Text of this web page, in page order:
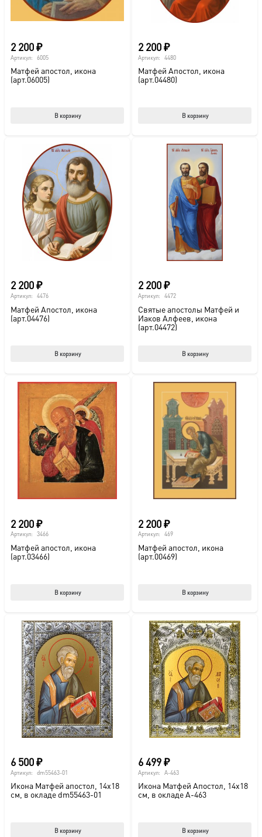
2 200₽
Артикул: 6005
Матфей апостол, икона
(арт.06005)
В корзину
2 200₽
Артикул: 4480
Матфей Апостол, икона
(арт.04480)
В корзину
2 200₽
Артикул: 4476
Матфей Апостол, икона
(арт.04476)
В корзину
2 200₽
Артикул: 4472
Святые апостолы Матфей и
Иаков Алфеев, икона
(арт.04472)
В корзину
2 200₽
Артикул: 3466
Матфей апостол, икона
(арт.03466)
В корзину
2 200₽
Артикул: 469
Матфей апостол, икона
(арт.00469)
В корзину
6 500₽
Артикул: dm55463-01
Икона Матфей апостол, 14х18
см, в окладе dm55463-01
В корзину
6 499₽
Артикул: A-463
Икона Матфей Апостол, 14х18
см, в окладе A-463
В корзину